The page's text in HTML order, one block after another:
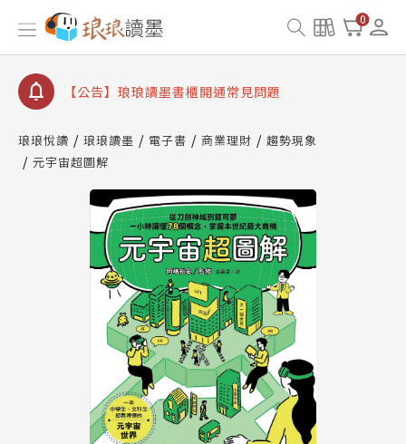
0
【公告】因 Readmoo 讀墨系統維護中，本站同步暫
停部分閱讀服務
【公告】琅琅讀墨數位閱讀資產合併與書櫃開通申請
【公告】琅琅讀墨書櫃開通常見問題
請圖文教學
【公告】琅琅書店服務升級重要說明及資產合併結果
查詢
【公告】因 Readmoo 讀墨系統維護中，本站同步暫
停部分閱讀服務
琅琅悅讀 琅琅讀墨 電子書 商業理財
趨勢現象
元宇宙超圖解